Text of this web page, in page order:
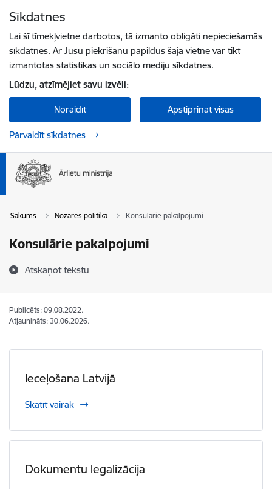
Sīkdatnes
Lai šī tīmekļvietne darbotos, tā izmanto obligāti nepieciešamās
sīkdatnes. Ar Jūsu piekrišanu papildus šajā vietnē var tikt
izmantotas statistikas un sociālo mediju sīkdatnes.
Lūdzu, atzīmējiet savu izvēli:
Noraidīt Apstiprināt visas
Pārvaldīt sīkdatnes
Sākums Nozares politika Konsulārie pakalpojumi
Konsulārie pakalpojumi
Atskaņot tekstu
Publicēts: 09.08.2022.
Atjaunināts: 30.06.2026.
Ieceļošana Latvijā
Skatīt vairāk
Dokumentu legalizācija